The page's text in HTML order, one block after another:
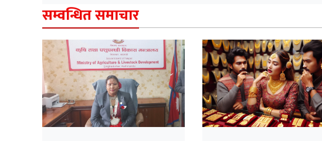
सम्वन्धित समाचार